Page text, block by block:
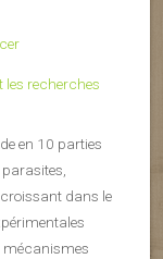
les recherches
en 10 parties
dans le
mécanismes